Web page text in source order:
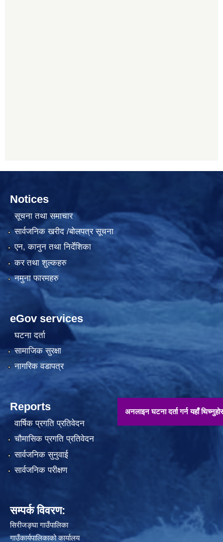
अनलाइन घटना दर्ता गर्न यहाँ थिच्नुहोस् !!
Notices
सूचना तथा समाचार
सार्वजनिक खरीद /बोलपत्र सूचना
एन, कानुन तथा निर्देशिका
कर तथा शुल्कहरु
नमुना फारमहरु
eGov services
घटना दर्ता
सामाजिक सुरक्षा
नागरिक वडापत्र
Reports
वार्षिक प्रगति प्रतिवेदन
चौमासिक प्रगति प्रतिवेदन
सार्वजनिक सुनुवाई
सार्वजनिक परीक्षण
सम्पर्क विवरण:
सिरीजङ्घा गाउँपालिका
गाउँकार्यपालिकाको कार्यालय